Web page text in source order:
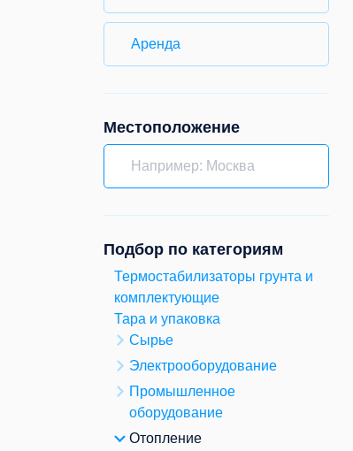
Аренда
Местоположение
Подбор по категориям
Термостабилизаторы грунта и
комплектующие
Тара и упаковка
Сырье
Электрооборудование
Промышленное
оборудование
Отопление